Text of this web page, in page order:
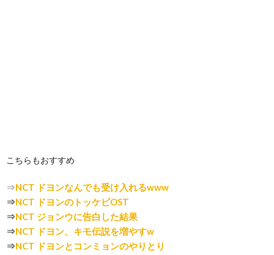
こちらもおすすめ
⇒NCT ドヨンなんでも受け入れるwww
⇒NCT ドヨンのトッケビOST
⇒NCT ジョンウに告白した結果
⇒NCT ドヨン、キモ伝説を増やすw
⇒NCT ドヨンとコンミョンのやりとり